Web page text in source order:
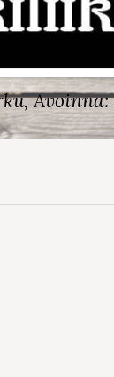
Avoinna: